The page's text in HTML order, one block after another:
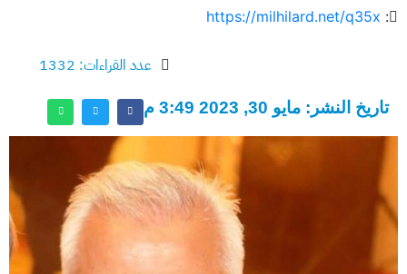
:
https://milhilard.net/q35x
عدد القراءات: 1332
تاريخ النشر: مايو 30, 2023 3:49 م